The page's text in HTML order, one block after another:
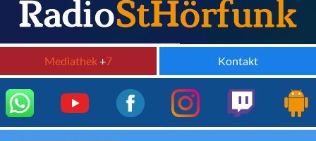
Mediathek+7 Kontakt